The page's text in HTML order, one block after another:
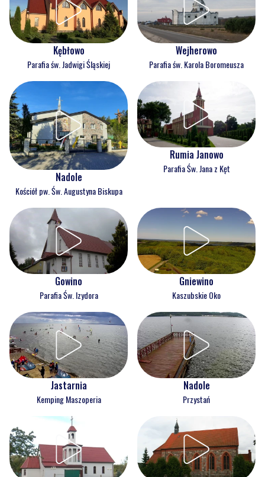
Kębłowo
Parafia św. Jadwigi Śląskiej
Wejherowo
Parafia św. Karola Boromeusza
Nadole
Kościół pw. Św. Augustyna Biskupa
Rumia Janowo
Parafia Św. Jana z Kęt
Gowino
Parafia Św. Izydora
Gniewino
Kaszubskie Oko
Jastarnia
Kemping Maszoperia
Nadole
Przystań